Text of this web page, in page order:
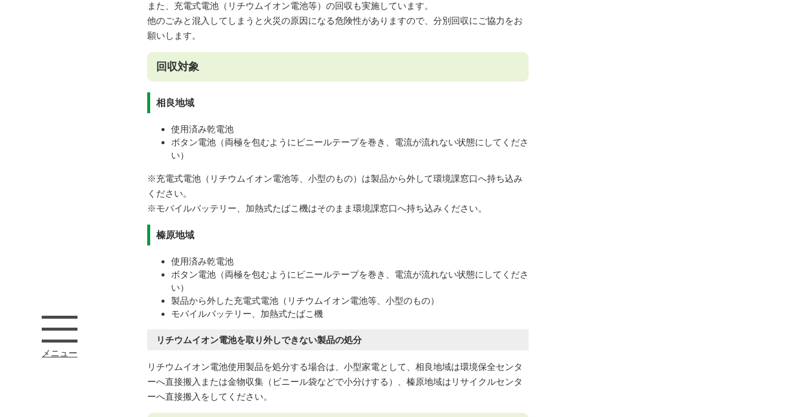
メニュー
また、充電式電池（リチウムイオン電池等）の回収も実施しています。
他のごみと混入してしまうと火災の原因になる危険性がありますので、分別回収にご協力をお
願いします。
回収対象
​相良地域
使用済み乾電池
ボタン電池（両極を包むようにビニールテープを巻き、電流が流れない状態にしてくださ
い）
※充電式電池（リチウムイオン電池等、小型のもの）は製品から外して環境課窓口へ持ち込み
ください。
​※モバイルバッテリー、加熱式たばこ機はそのまま環境課窓口へ持ち込みください。
榛原地域
使用済み乾電池
ボタン電池（両極を包むようにビニールテープを巻き、電流が流れない状態にしてくださ
い）
製品から外した充電式電池（リチウムイオン電池等、小型のもの）
モバイルバッテリー、加熱式たばこ機
リチウムイオン電池を取り外しできない製品の処分
リチウムイオン電池使用製品を処分する場合は、小型家電として、相良地域は環境保全センタ
ーへ直接搬入または金物収集（ビニール袋などで小分けする）、榛原地域はリサイクルセンタ
ーへ直接搬入をしてください。